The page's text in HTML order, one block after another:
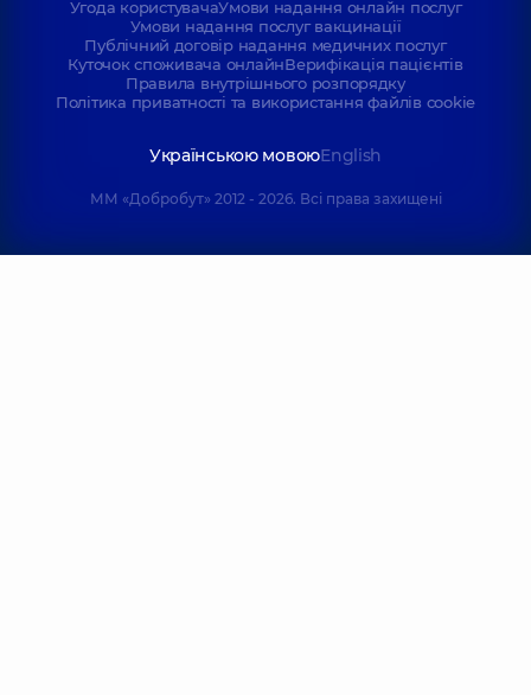
Угода користувачаУмови надання онлайн послуг
Умови надання послуг вакцинації
Публічний договір надання медичних послуг
Куточок споживача онлайнВерифікація пацієнтів
Правила внутрішнього розпорядку
Політика приватності та використання файлів cookie
Українською мовоюEnglish
ММ «Добробут» 2012 - 2026. Всі права захищені